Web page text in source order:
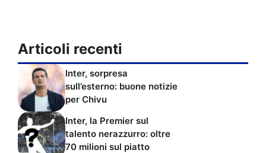
Articoli recenti
Inter, sorpresa
sull’esterno: buone notizie
per Chivu
Inter, la Premier sul
talento nerazzurro: oltre
70 milioni sul piatto